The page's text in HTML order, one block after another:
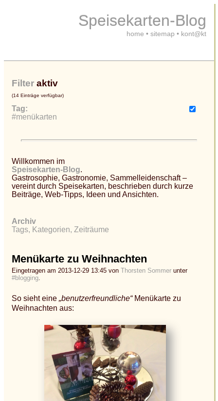
Speisekarten-Blog
home • sitemap • kont@kt
Filter aktiv
(14 Einträge verfügbar)
Tag:
#menükarten
Willkommen im
Speisekarten-Blog.
Gastrosophie, Gastronomie, Sammelleidenschaft –
vereint durch Speisekarten, beschrieben durch kurze
Beiträge, Web-Tipps, Ideen und Ansichten.
Archiv
Tags, Kategorien, Zeiträume
Menükarte zu Weihnachten
Eingetragen am 2013-12-29 13:45 von Thorsten Sommer unter
#blogging
So sieht eine „benutzerfreundliche“Menükarte zu
Weihnachten aus: